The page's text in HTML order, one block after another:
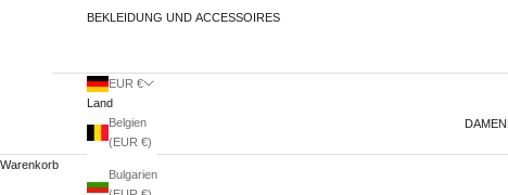
DAMEN
BEKLEIDUNG UND ACCESSOIRES
EUR €
Land
Belgien
(EUR €)
Bulgarien
Warenkorb